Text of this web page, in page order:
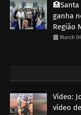
ganha
Região
March
Vídeo:
vídeo